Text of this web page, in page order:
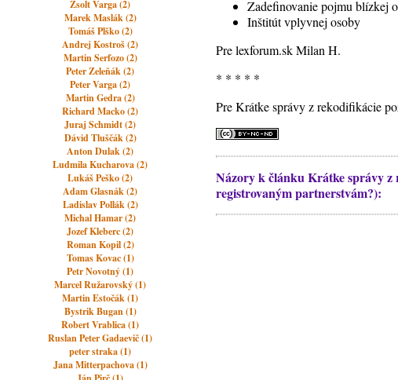
Zsolt Varga (2)
Marek Maslák (2)
Tomáš Plško (2)
Andrej Kostroš (2)
Martin Serfozo (2)
Peter Zeleňák (2)
Peter Varga (2)
Martin Gedra (2)
Richard Macko (2)
Juraj Schmidt (2)
Dávid Tluščák (2)
Anton Dulak (2)
Ludmila Kucharova (2)
Lukáš Peško (2)
Adam Glasnák (2)
Ladislav Pollák (2)
Michal Hamar (2)
Jozef Kleberc (2)
Roman Kopil (2)
Tomas Kovac (1)
Petr Novotný (1)
Marcel Ružarovský (1)
Martin Estočák (1)
Bystrik Bugan (1)
Robert Vrablica (1)
Ruslan Peter Gadaevič (1)
peter straka (1)
Jana Mitterpachova (1)
Zadefinovanie pojmu blízkej
Inštitút vplyvnej osoby
Pre lexforum.sk Milan H.
* * * * *
Pre Krátke správy z rekodifikácie
Názory k článku Krátke správy z
registrovaným partnerstvám?):